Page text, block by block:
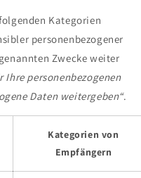
Kategorien
personenbezogener
Zwecke weiter
Ihre personenbezogenen
Daten weitergeben“.
Kategorien von
Empfängern